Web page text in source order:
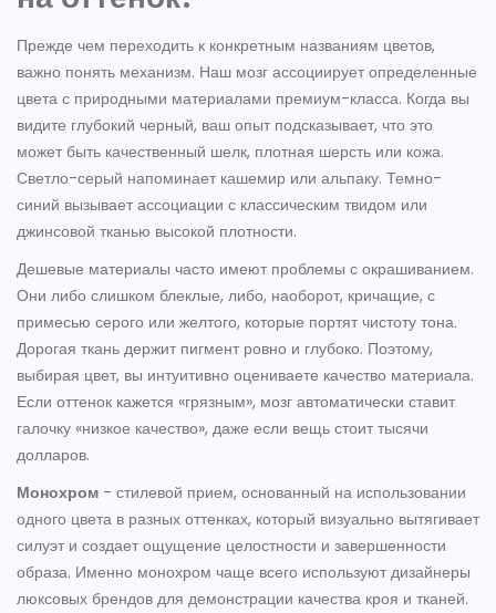
Прежде чем переходить к конкретным названиям цветов,
важно понять механизм. Наш мозг ассоциирует определенные
цвета с природными материалами премиум-класса. Когда вы
видите глубокий черный, ваш опыт подсказывает, что это
может быть качественный шелк, плотная шерсть или кожа.
Светло-серый напоминает кашемир или альпаку. Темно-
синий вызывает ассоциации с классическим твидом или
джинсовой тканью высокой плотности.
Дешевые материалы часто имеют проблемы с окрашиванием.
Они либо слишком блеклые, либо, наоборот, кричащие, с
примесью серого или желтого, которые портят чистоту тона.
Дорогая ткань держит пигмент ровно и глубоко. Поэтому,
выбирая цвет, вы интуитивно оцениваете качество материала.
Если оттенок кажется «грязным», мозг автоматически ставит
галочку «низкое качество», даже если вещь стоит тысячи
долларов.
Монохром - стилевой прием, основанный на использовании
одного цвета в разных оттенках, который визуально вытягивает
силуэт и создает ощущение целостности и завершенности
образа. Именно монохром чаще всего используют дизайнеры
люксовых брендов для демонстрации качества кроя и тканей.